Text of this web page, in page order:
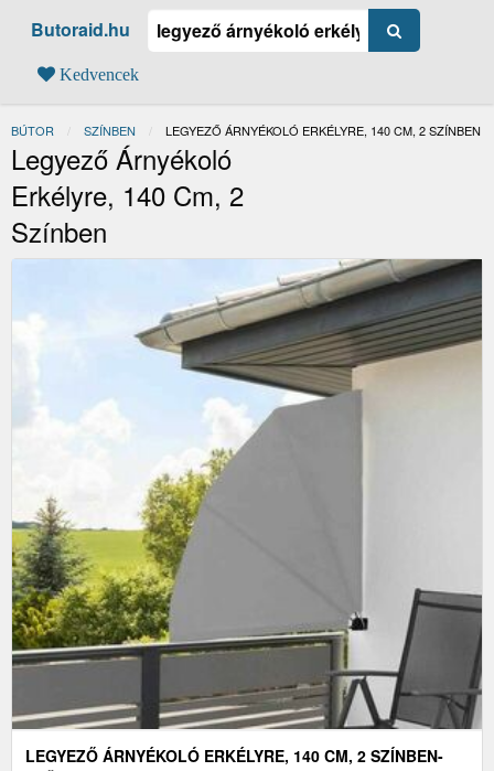
Butoraid.hu
Kedvencek
BÚTOR SZÍNBEN JELENLEGI:
LEGYEZŐ ÁRNYÉKOLÓ ERKÉLYRE, 140 CM, 2 SZÍNBEN
Legyező Árnyékoló
Erkélyre, 140 Cm, 2
Színben
LEGYEZŐ ÁRNYÉKOLÓ ERKÉLYRE, 140 CM, 2 SZÍNBEN-